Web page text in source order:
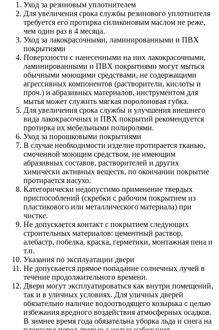
Уход за резиновым уплотнителем
Для увеличения срока службы резинового уплотнителя
требуется его протирка силиконовым маслом не реже,
чем один раз в 4 месяца.
Уход за лакокрасочными, ламинированными и ПВХ
покрытиями
Поверхности с нанесенными на них лакокрасочными,
ламинированными и ПВХ покрытиями могут мыться
обычными моющими средствами, не содержащими
агрессивных компонентов (растворители, кислоты и
проч.) и абразивных материалов, инструментом для
мытья может служить мягкая поролоновая губка.
Для увеличения срока службы и улучшения внешнего
вида лакокрасочных и ПВХ покрытий рекомендуется
протирка их мебельными полиролями.
Уход за порошковыми покрытиями
В случае необходимости изделие протирается тканью,
смоченной моющим средством, не имеющим
абразивных составов, растворителей и других
химически активных веществ, по окончании покрытие
протирается насухо.
Категорически недопустимо применение твердых
приспособлений (скребки с рабочим покрытием из
пластикового или металлического материала) при
чистке.
Не допускается контакт с покрытием следующих
строительных материалов: цементный раствор,
алебастр, побелка, краска, герметики, монтажная пена и
т.п.
Указания по эксплуатации двери
Не допускается прямое попадание солнечных лучей в
течение продолжительного времени.
Двери могут эксплуатироваться как внутри помещений,
так и в уличных условиях. Для уличных дверей
обязательно наличие водоотводящего козырька с целью
избежания вредного воздействия атмосферных осадков.
В зимнее время года обязательна уборка льда и снега на